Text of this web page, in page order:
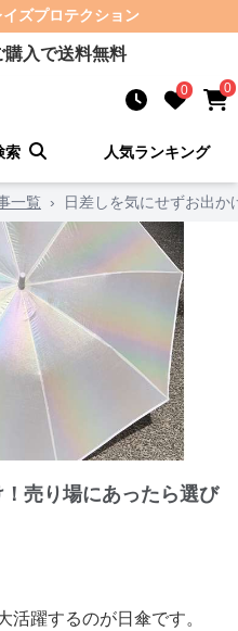
イズプロテクション
購入で送料無料
0 0
索 人気ランキング
一覧 › 日差しを気にせずお出
売り場にあったら選び
躍するのが日傘です。